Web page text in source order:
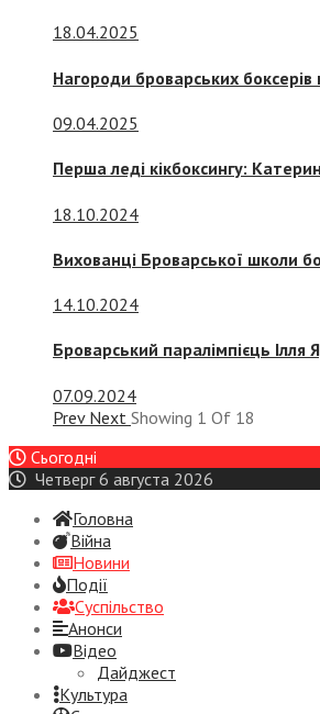
18.04.2025
Нагороди броварських боксерів
09.04.2025
Перша леді кікбоксингу:
18.10.2024
Вихованці Броварської школи
14.10.2024
Броварський паралімпієць
07.09.2024
Prev Next Showing 1 Of 18
Сьогодні
Четверг 6 августа 2026
Головна
Війна
Новини
Події
Суспiльство
Анонси
Відео
Дайджест
Культура